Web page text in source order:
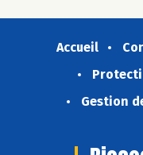
Accueil
Gestion